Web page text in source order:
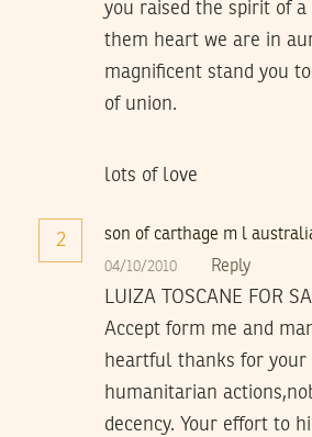
you raised the spirit of a
them heart we are in
magnificent stand you
of union.
lots of love
2 son of carthage m l
04/10/2010 Reply
LUIZA TOSCANE FOR
Accept form me and
heartful thanks for your
humanitarian
decency. Your effort to